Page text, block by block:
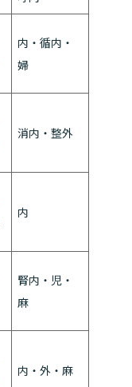
内・循内・
婦
消内・整外
内
腎内・児・
麻
内・外・麻